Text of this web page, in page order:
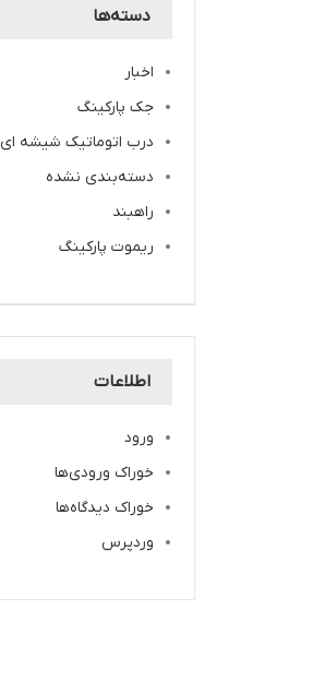
دسته‌ها
اخبار
جک پارکینگ
درب اتوماتیک شیشه ای
دسته‌بندی نشده
راهبند
ریموت پارکینگ
اطلاعات
ورود
خوراک ورودی‌ها
خوراک دیدگاه‌ها
وردپرس